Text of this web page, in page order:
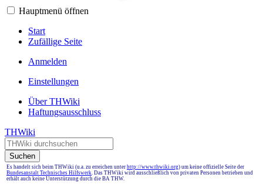
Hauptmenü öffnen
Start
Zufällige Seite
Anmelden
Einstellungen
Über THWiki
Haftungsausschluss
THWiki
Suchen
Es handelt sich beim THWiki (u.a. zu erreichen unter http://www.thwiki.org) um keine offizielle Seite der
Bundesanstalt Technisches Hilfswerk. Das THWiki wird ausschließlich von privaten Personen betrieben und
erhält auch keine Unterstützung durch die BA THW.